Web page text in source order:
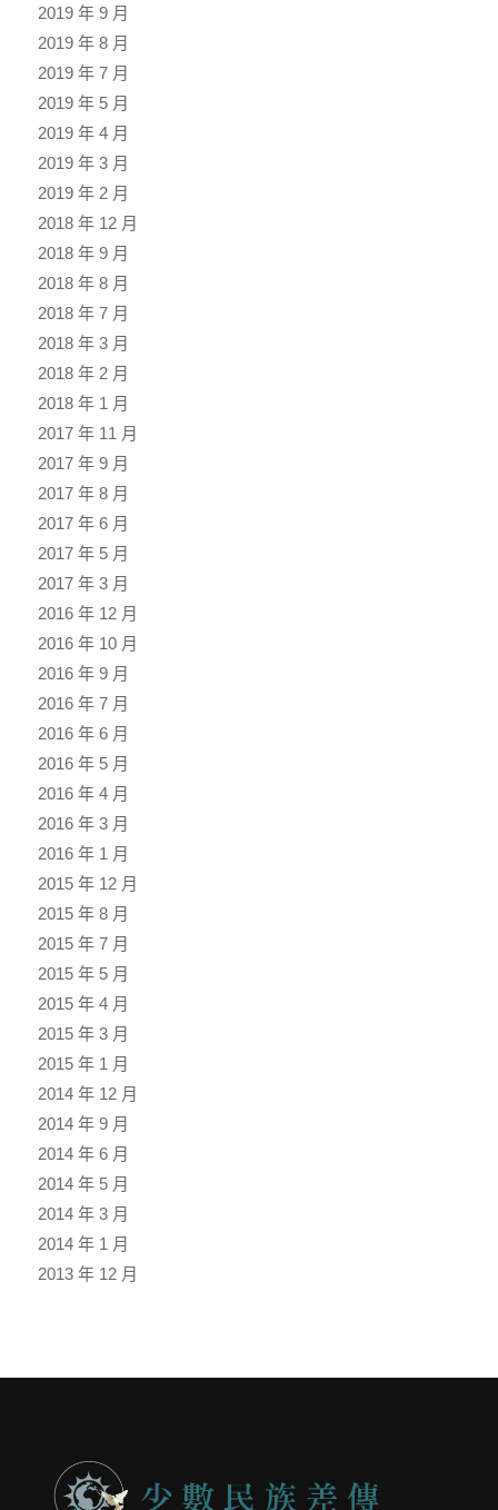
2019 年 9 月
2019 年 8 月
2019 年 7 月
2019 年 5 月
2019 年 4 月
2019 年 3 月
2019 年 2 月
2018 年 12 月
2018 年 9 月
2018 年 8 月
2018 年 7 月
2018 年 3 月
2018 年 2 月
2018 年 1 月
2017 年 11 月
2017 年 9 月
2017 年 8 月
2017 年 6 月
2017 年 5 月
2017 年 3 月
2016 年 12 月
2016 年 10 月
2016 年 9 月
2016 年 7 月
2016 年 6 月
2016 年 5 月
2016 年 4 月
2016 年 3 月
2016 年 1 月
2015 年 12 月
2015 年 8 月
2015 年 7 月
2015 年 5 月
2015 年 4 月
2015 年 3 月
2015 年 1 月
2014 年 12 月
2014 年 9 月
2014 年 6 月
2014 年 5 月
2014 年 3 月
2014 年 1 月
2013 年 12 月